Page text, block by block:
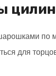
по
для